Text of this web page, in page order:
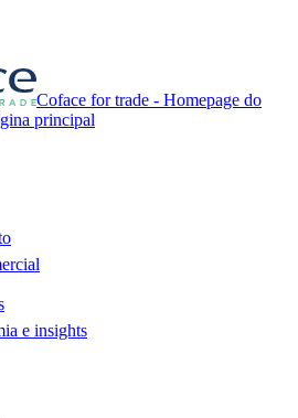
Coface for trade - Homepage do
principal
e insights